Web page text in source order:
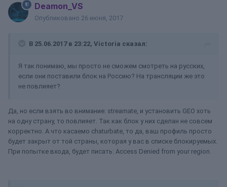
Deamon_VS
Опубликовано 26 июня, 2017
В 25.06.2017 в 23:22, Victoria сказал:
Я так понимаю, мы просто не сможем смотреть на русских,
если они поставили блок на Россию? На трансляции же это
не повлияет?
Да, но если взять во внимание: streamate, и установить GEO хоть
на одну страну, то повлияет. Так как блок у них сделан не совсем
корректно. А что касаемо chaturbate, то да, ваш профиль просто
будет закрыт от той страны, которая у вас в списке блокируемых.
При попытке входа, будет писать: Access Denied from your region.